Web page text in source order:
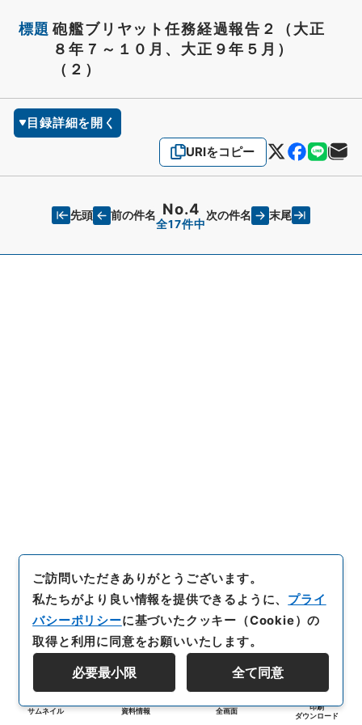
標題 砲艦ブリヤット任務経過報告２（大正
８年７～１０月、大正９年５月）
（２）
目録詳細を開く
URIをコピー
先頭 前の件名 No.4
全17件中
次の件名 末尾
サムネイル 資料情報 全画面
印刷
ダウンロード
ご訪問いただきありがとうございます。
私たちがより良い情報を提供できるように、 プライ
バシーポリシーに基づいたクッキー（Cookie）の
取得と利用に同意をお願いいたします。
必要最小限 全て同意